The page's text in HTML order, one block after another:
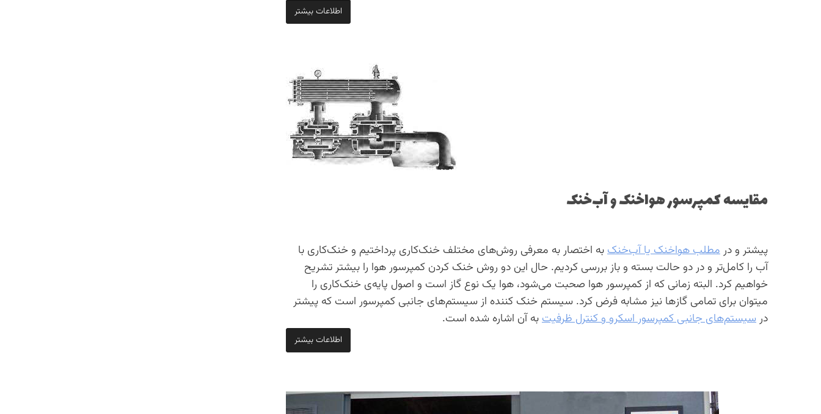
اطلاعات بیشتر
مقایسه کمپرسور هواخنک و آب‌خنک
پیشتر و درمطلب هواخنک یا آب‌خنکبه اختصار به معرفی روش‌های مختلف خنک‌کاری پرداختیم و خنک‌کاری با
آب را کامل‌تر و در دو حالت بسته و باز بررسی کردیم. حال این دو روش خنک کردن کمپرسور هوا را بیشتر تشریح
خواهیم کرد. البته زمانی که از کمپرسور هوا صحبت می‌شود، هوا یک نوع گاز است و اصول پایه‌ی خنک‌کاری را
میتوان برای تمامی گاز‌ها نیز مشابه فرض کرد. سیستم خنک کننده از سیستم‌های جانبی کمپرسور است که پیشتر
درسیستم‌های جانبی کمپرسور اسکرو و کنترل ظرفیتبه آن اشاره شده است.
اطلاعات بیشتر